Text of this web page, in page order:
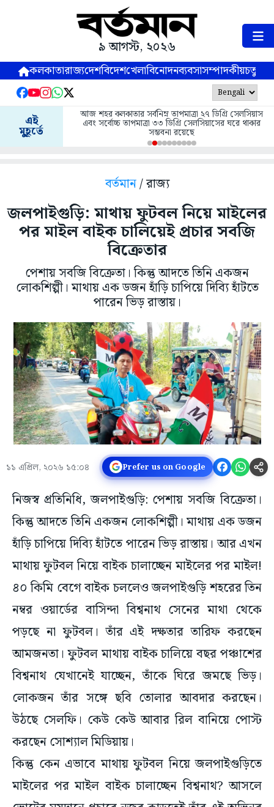
৯ আগস্ট, ২০২৬
কলকাতারাজ্যদেশবিদেশখেলাবিনোদনব্যবসাসম্পাদকীয়
এই
মুহূর্তে
আজ শহর কলকাতার সর্বনিম্ন তাপমাত্রা ২৭ ডিগ্রি সেলসিয়াস
এবং সর্বোচ্চ তাপমাত্রা ৩৩ ডিগ্রি সেলসিয়াসের ঘরে থাকার
সম্ভবনা রয়েছে
বর্তমান/ রাজ্য
জলপাইগুড়ি: মাথায় ফুটবল নিয়ে মাইলের
পর মাইল বাইক চালিয়েই প্রচার সবজি
বিক্রেতার
পেশায় সবজি বিক্রেতা। কিন্তু আদতে তিনি একজন
লোকশিল্পী। মাথায় এক ডজন হাঁড়ি চাপিয়ে দিব্যি হাঁটতে
পারেন ভিড় রাস্তায়।
১১ এপ্রিল, ২০২৬ ১৫:০৪ Prefer us on Google
নিজস্ব প্রতিনিধি, জলপাইগুড়ি: পেশায় সবজি বিক্রেতা।
কিন্তু আদতে তিনি একজন লোকশিল্পী। মাথায় এক ডজন
হাঁড়ি চাপিয়ে দিব্যি হাঁটতে পারেন ভিড় রাস্তায়। আর এখন
মাথায় ফুটবল নিয়ে বাইক চালাচ্ছেন মাইলের পর মাইল!
৪০ কিমি বেগে বাইক চললেও জলপাইগুড়ি শহরের তিন
নম্বর ওয়ার্ডের বাসিন্দা বিশ্বনাথ সেনের মাথা থেকে
পড়ছে না ফুটবল। তাঁর এই দক্ষতার তারিফ করছেন
আমজনতা। ফুটবল মাথায় বাইক চালিয়ে বছর পঞ্চাশের
বিশ্বনাথ যেখানেই যাচ্ছেন, তাঁকে ঘিরে জমছে ভিড়।
লোকজন তাঁর সঙ্গে ছবি তোলার আবদার করছেন।
উঠছে সেলফি। কেউ কেউ আবার রিল বানিয়ে পোস্ট
করছেন সোশ্যাল মিডিয়ায়।
কিন্তু কেন এভাবে মাথায় ফুটবল নিয়ে জলপাইগুড়িতে
মাইলের পর মাইল বাইক চালাচ্ছেন বিশ্বনাথ? আসলে